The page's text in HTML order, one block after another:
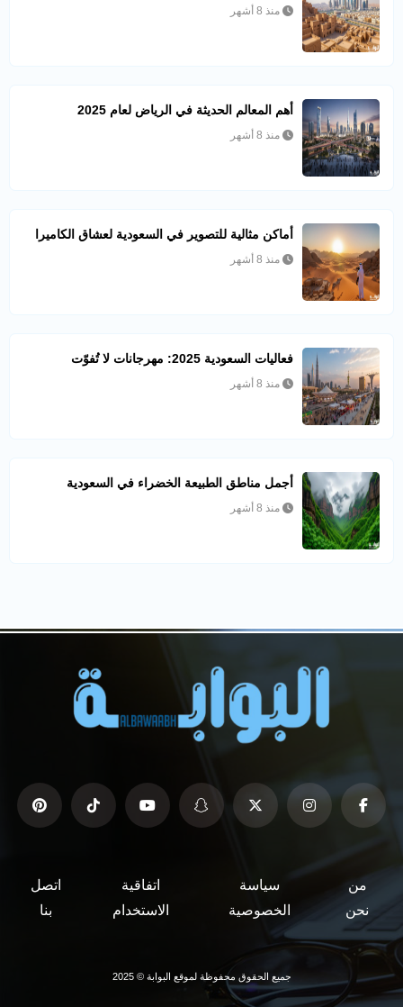
منذ 8 أشهر
أهم المعالم الحديثة في الرياض لعام 2025
منذ 8 أشهر
أماكن مثالية للتصوير في السعودية لعشاق الكاميرا
منذ 8 أشهر
فعاليات السعودية 2025: مهرجانات لا تُفوّت
منذ 8 أشهر
أجمل مناطق الطبيعة الخضراء في السعودية
منذ 8 أشهر
من
نحن
سياسة
الخصوصية
اتفاقية
الاستخدام
اتصل
بنا
جميع الحقوق محفوظة لموقع البوابة © 2025